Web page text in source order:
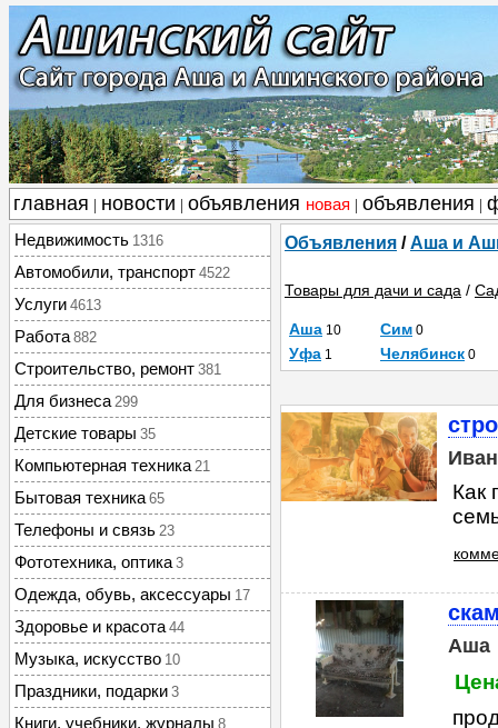
главная новости объявления новая объявления
Недвижимость 1316
Автомобили, транспорт 4522
Услуги 4613
Работа 882
Строительство, ремонт 381
Для бизнеса 299
Детские товары 35
Компьютерная техника 21
Бытовая техника 65
Телефоны и связь 23
Фототехника, оптика 3
Одежда, обувь, аксессуары 17
Здоровье и красота 44
Музыка, искусство 10
Праздники, подарки 3
Книги, учебники, журналы 8
Объявления /Аша и
Товары для дачи и сада /
Аша 10 Сим 0
Уфа 1 Челябинск 0
Как
Аша